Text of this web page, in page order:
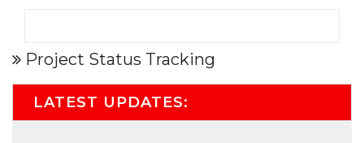
Project Status Tracking
LATEST UPDATES: